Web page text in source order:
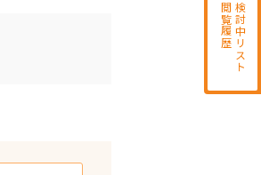
検討中リスト
閲覧履歴